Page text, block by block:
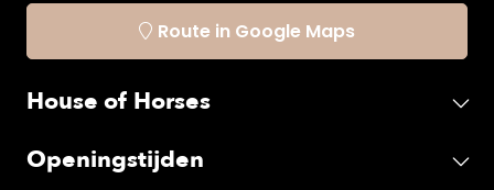
Route in Google Maps
House of Horses
Openingstijden